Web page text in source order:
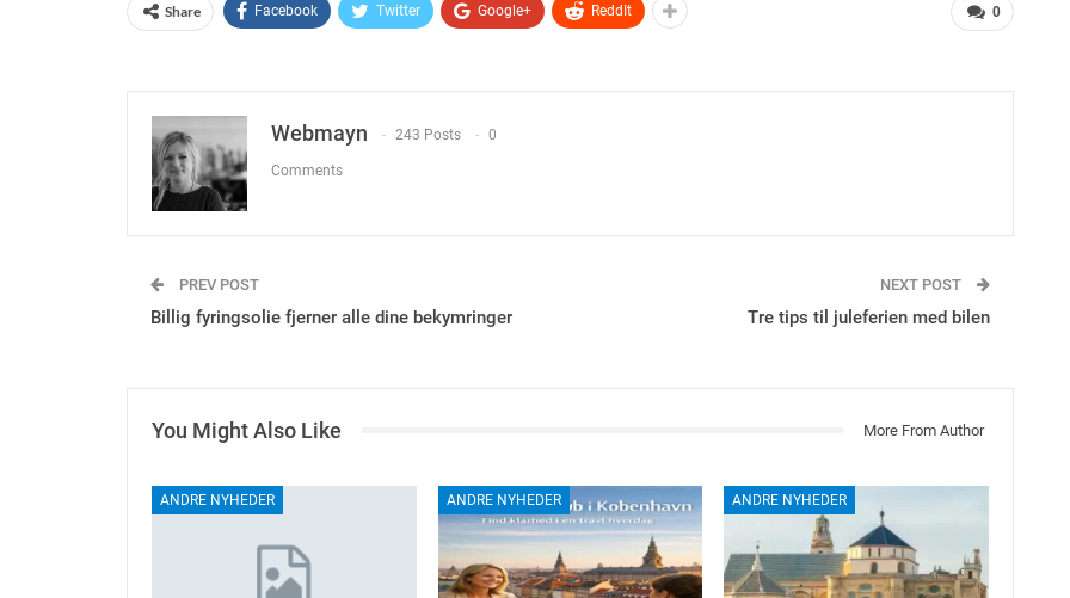
0
Share Facebook Twitter Google+ ReddIt
Webmayn 243 Posts 0
Comments
PREV POST
Billig fyringsolie fjerner alle dine bekymringer
NEXT POST
Tre tips til juleferien med bilen
You Might Also Like More From Author
ANDRE NYHEDER ANDRE NYHEDER ANDRE NYHEDER